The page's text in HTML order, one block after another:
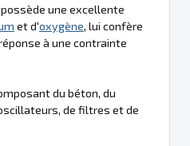
une excellente
et d'oxygène, lui confère
à une contrainte
du béton, du
de filtres et de